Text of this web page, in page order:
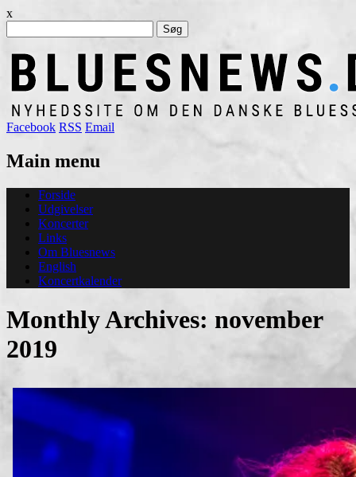
x
efter:
Facebook RSS Email
Main menu
Skip
content
Forside
Udgivelser
Koncerter
Links
Om Bluesnews
English
Koncertkalender
Monthly Archives: november
2019